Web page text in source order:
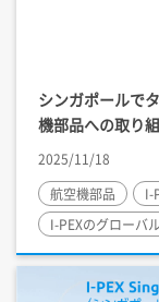
シンガポールで
機部品への取り
2025/11/18
航空機部品
I-
I-PEXのグローバ